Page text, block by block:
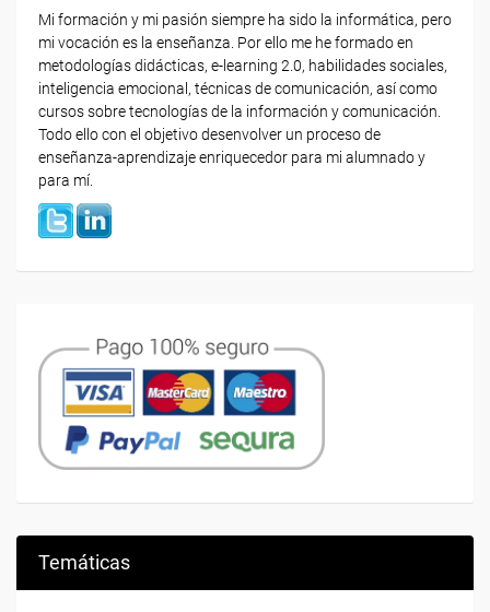
Mi formación y mi pasión siempre ha sido la informática, pero
mi vocación es la enseñanza. Por ello me he formado en
metodologías didácticas, e-learning 2.0, habilidades sociales,
inteligencia emocional, técnicas de comunicación, así como
cursos sobre tecnologías de la información y comunicación.
Todo ello con el objetivo desenvolver un proceso de
enseñanza-aprendizaje enriquecedor para mi alumnado y
para mí.
Temáticas